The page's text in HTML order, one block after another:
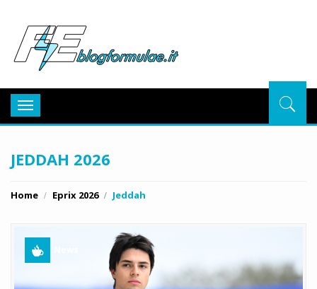
Toggle
navigation
JEDDAH 2026
Home Eprix 2026 Jeddah